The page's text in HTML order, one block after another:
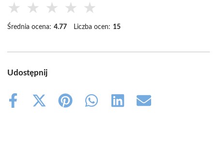
★ ★ ★ ★ ★
Średnia ocena: 4.77 Liczba ocen: 15
Udostępnij
Share
Share
Share
Share
Share
Share